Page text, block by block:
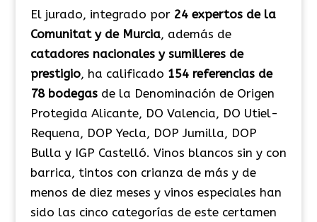
El jurado, integrado por 24 expertos de la
Comunitat y de Murcia, además de
catadores nacionales y sumilleres de
prestigio, ha calificado 154 referencias de
78 bodegasde la Denominación de Origen
Protegida Alicante, DO Valencia, DO Utiel-
Requena, DOP Yecla, DOP Jumilla, DOP
Bulla y IGP Castelló. Vinos blancos sin y con
barrica, tintos con crianza de más y de
menos de diez meses y vinos especiales han
sido las cinco categorías de este certamen